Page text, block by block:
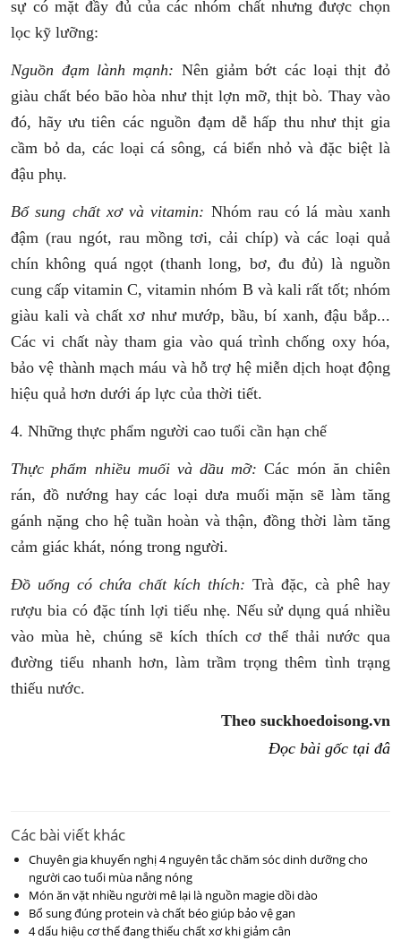
sự có mặt đầy đủ của các nhóm chất nhưng được chọn
lọc kỹ lưỡng:
Nguồn đạm lành mạnh: Nên giảm bớt các loại thịt đỏ
giàu chất béo bão hòa như thịt lợn mỡ, thịt bò. Thay vào
đó, hãy ưu tiên các nguồn đạm dễ hấp thu như thịt gia
cầm bỏ da, các loại cá sông, cá biển nhỏ và đặc biệt là
đậu phụ.
Bổ sung chất xơ và vitamin: Nhóm rau có lá màu xanh
đậm (rau ngót, rau mồng tơi, cải chíp) và các loại quả
chín không quá ngọt (thanh long, bơ, đu đủ) là nguồn
cung cấp vitamin C, vitamin nhóm B và kali rất tốt; nhóm
giàu kali và chất xơ như mướp, bầu, bí xanh, đậu bắp...
Các vi chất này tham gia vào quá trình chống oxy hóa,
bảo vệ thành mạch máu và hỗ trợ hệ miễn dịch hoạt động
hiệu quả hơn dưới áp lực của thời tiết.
4. Những thực phẩm người cao tuổi cần hạn chế
Thực phẩm nhiều muối và dầu mỡ: Các món ăn chiên
rán, đồ nướng hay các loại dưa muối mặn sẽ làm tăng
gánh nặng cho hệ tuần hoàn và thận, đồng thời làm tăng
cảm giác khát, nóng trong người.
Đồ uống có chứa chất kích thích: Trà đặc, cà phê hay
rượu bia có đặc tính lợi tiểu nhẹ. Nếu sử dụng quá nhiều
vào mùa hè, chúng sẽ kích thích cơ thể thải nước qua
đường tiểu nhanh hơn, làm trầm trọng thêm tình trạng
thiếu nước.
Theo suckhoedoisong.vn
Đọc bài gốc tại đâ
Các bài viết khác
Chuyên gia khuyến nghị 4 nguyên tắc chăm sóc dinh dưỡng cho
người cao tuổi mùa nắng nóng
Món ăn vặt nhiều người mê lại là nguồn magie dồi dào
Bổ sung đúng protein và chất béo giúp bảo vệ gan
4 dấu hiệu cơ thể đang thiếu chất xơ khi giảm cân